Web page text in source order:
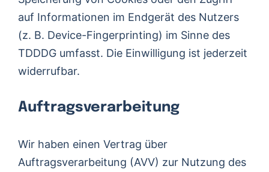
auf Informationen im Endgerät des Nutzers
(z. B. Device-Fingerprinting) im Sinne des
TDDDG umfasst. Die Einwilligung ist jederzeit
widerrufbar.
Auftragsverarbeitung
Wir haben einen Vertrag über
Auftragsverarbeitung (AVV) zur Nutzung des